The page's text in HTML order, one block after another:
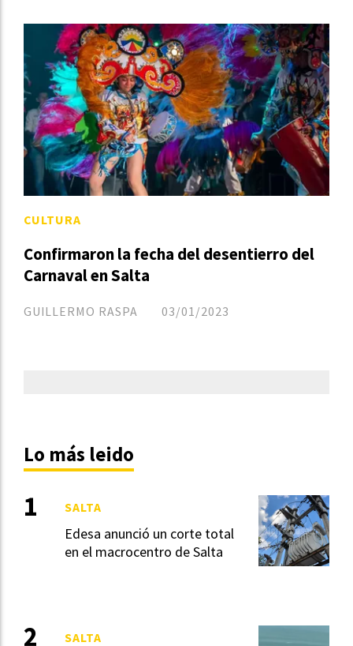
Confirmaron la fecha del desentierro del
Carnaval en Salta
GUILLERMO RASPA
CULTURA
03/01/2023
Lo más leido
Edesa anunció un corte total
en el macrocentro de Salta
SALTA
SALTA